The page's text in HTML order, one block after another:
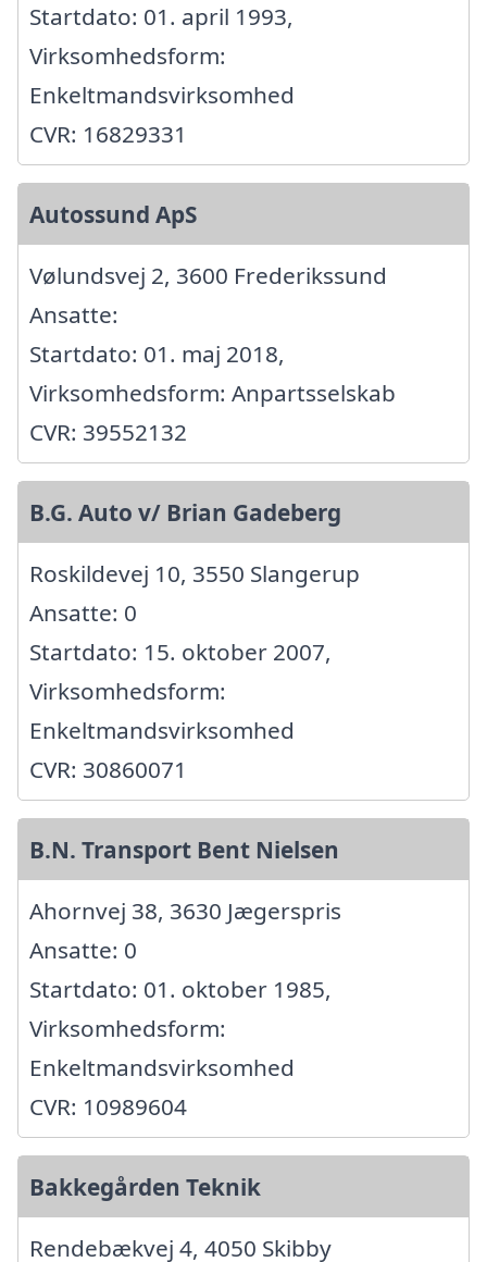
Startdato: 01. april 1993,
Virksomhedsform:
Enkeltmandsvirksomhed
CVR: 16829331
Autossund ApS
Vølundsvej 2, 3600 Frederikssund
Ansatte:
Startdato: 01. maj 2018,
Virksomhedsform: Anpartsselskab
CVR: 39552132
B.G. Auto v/ Brian Gadeberg
Roskildevej 10, 3550 Slangerup
Ansatte: 0
Startdato: 15. oktober 2007,
Virksomhedsform:
Enkeltmandsvirksomhed
CVR: 30860071
B.N. Transport Bent Nielsen
Ahornvej 38, 3630 Jægerspris
Ansatte: 0
Startdato: 01. oktober 1985,
Virksomhedsform:
Enkeltmandsvirksomhed
CVR: 10989604
Bakkegården Teknik
Rendebækvej 4, 4050 Skibby